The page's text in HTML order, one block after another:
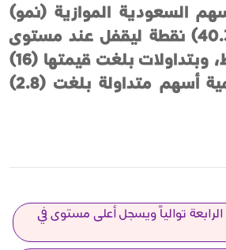
السعودية الموازية (نمو)
اليوم مرتفعًا (40.30) نقطة ليقفل عند مستوى
(23006.67) نقاط، وبتداولات بلغت قيمتها (16)
مليون ريال، وبكمية أسهم متداولة بلغت (2.8)
توالياً ويسجل أعلى مستوى في